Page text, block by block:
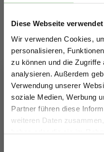
Diese Webseite
Wir verwenden Cookies,
personalisieren,
zu können und die
analysieren. Außerdem
Verwendung unserer
soziale Medien, Werbung
Partner führen diese
weiteren Daten
haben oder die sie im
ERHALTE
DEINE